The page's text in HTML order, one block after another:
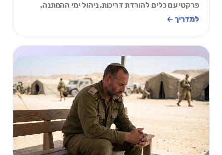
פרקטי עם כלים להורדת דריכות, ניהול ימי ההמתנה,
ותרגיל הרגעה של 3 דקות.
למדריך ←